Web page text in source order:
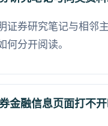
证券研究笔记与相邻
何分开阅读。
金融信息页面打不